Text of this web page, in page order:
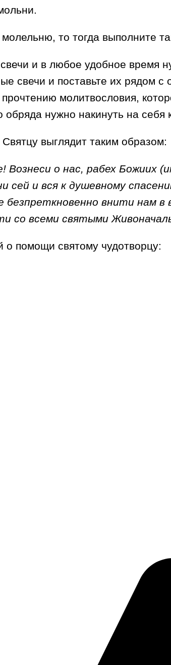
то тогда выполните
и в любое удобное время
свечи и поставьте их рядом
прочтению молитвословия,
нужно накинуть на себя
выглядит таким образом:
о нас, рабех Божиих
сей и вся к душевному
безпреткновенно внити нам
со всеми святыми
помощи святому чудотворцу: